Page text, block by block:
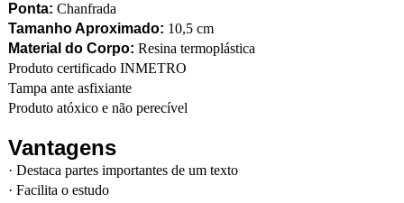
Ponta: Chanfrada
Tamanho Aproximado: 10,5 cm
Material do Corpo: Resina termoplástica
Produto certificado INMETRO
Tampa ante asfixiante
Produto atóxico e não perecível
Vantagens
· Destaca partes importantes de um texto
· Facilita o estudo